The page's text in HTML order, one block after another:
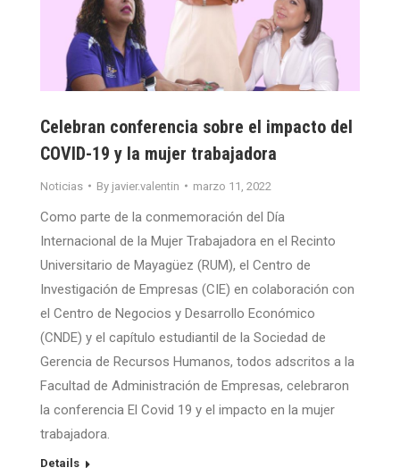
Celebran conferencia sobre el impacto del
COVID-19 y la mujer trabajadora
Noticias By javier.valentin marzo 11, 2022
Como parte de la conmemoración del Día
Internacional de la Mujer Trabajadora en el Recinto
Universitario de Mayagüez (RUM), el Centro de
Investigación de Empresas (CIE) en colaboración con
el Centro de Negocios y Desarrollo Económico
(CNDE) y el capítulo estudiantil de la Sociedad de
Gerencia de Recursos Humanos, todos adscritos a la
Facultad de Administración de Empresas, celebraron
la conferencia El Covid 19 y el impacto en la mujer
trabajadora.
Details